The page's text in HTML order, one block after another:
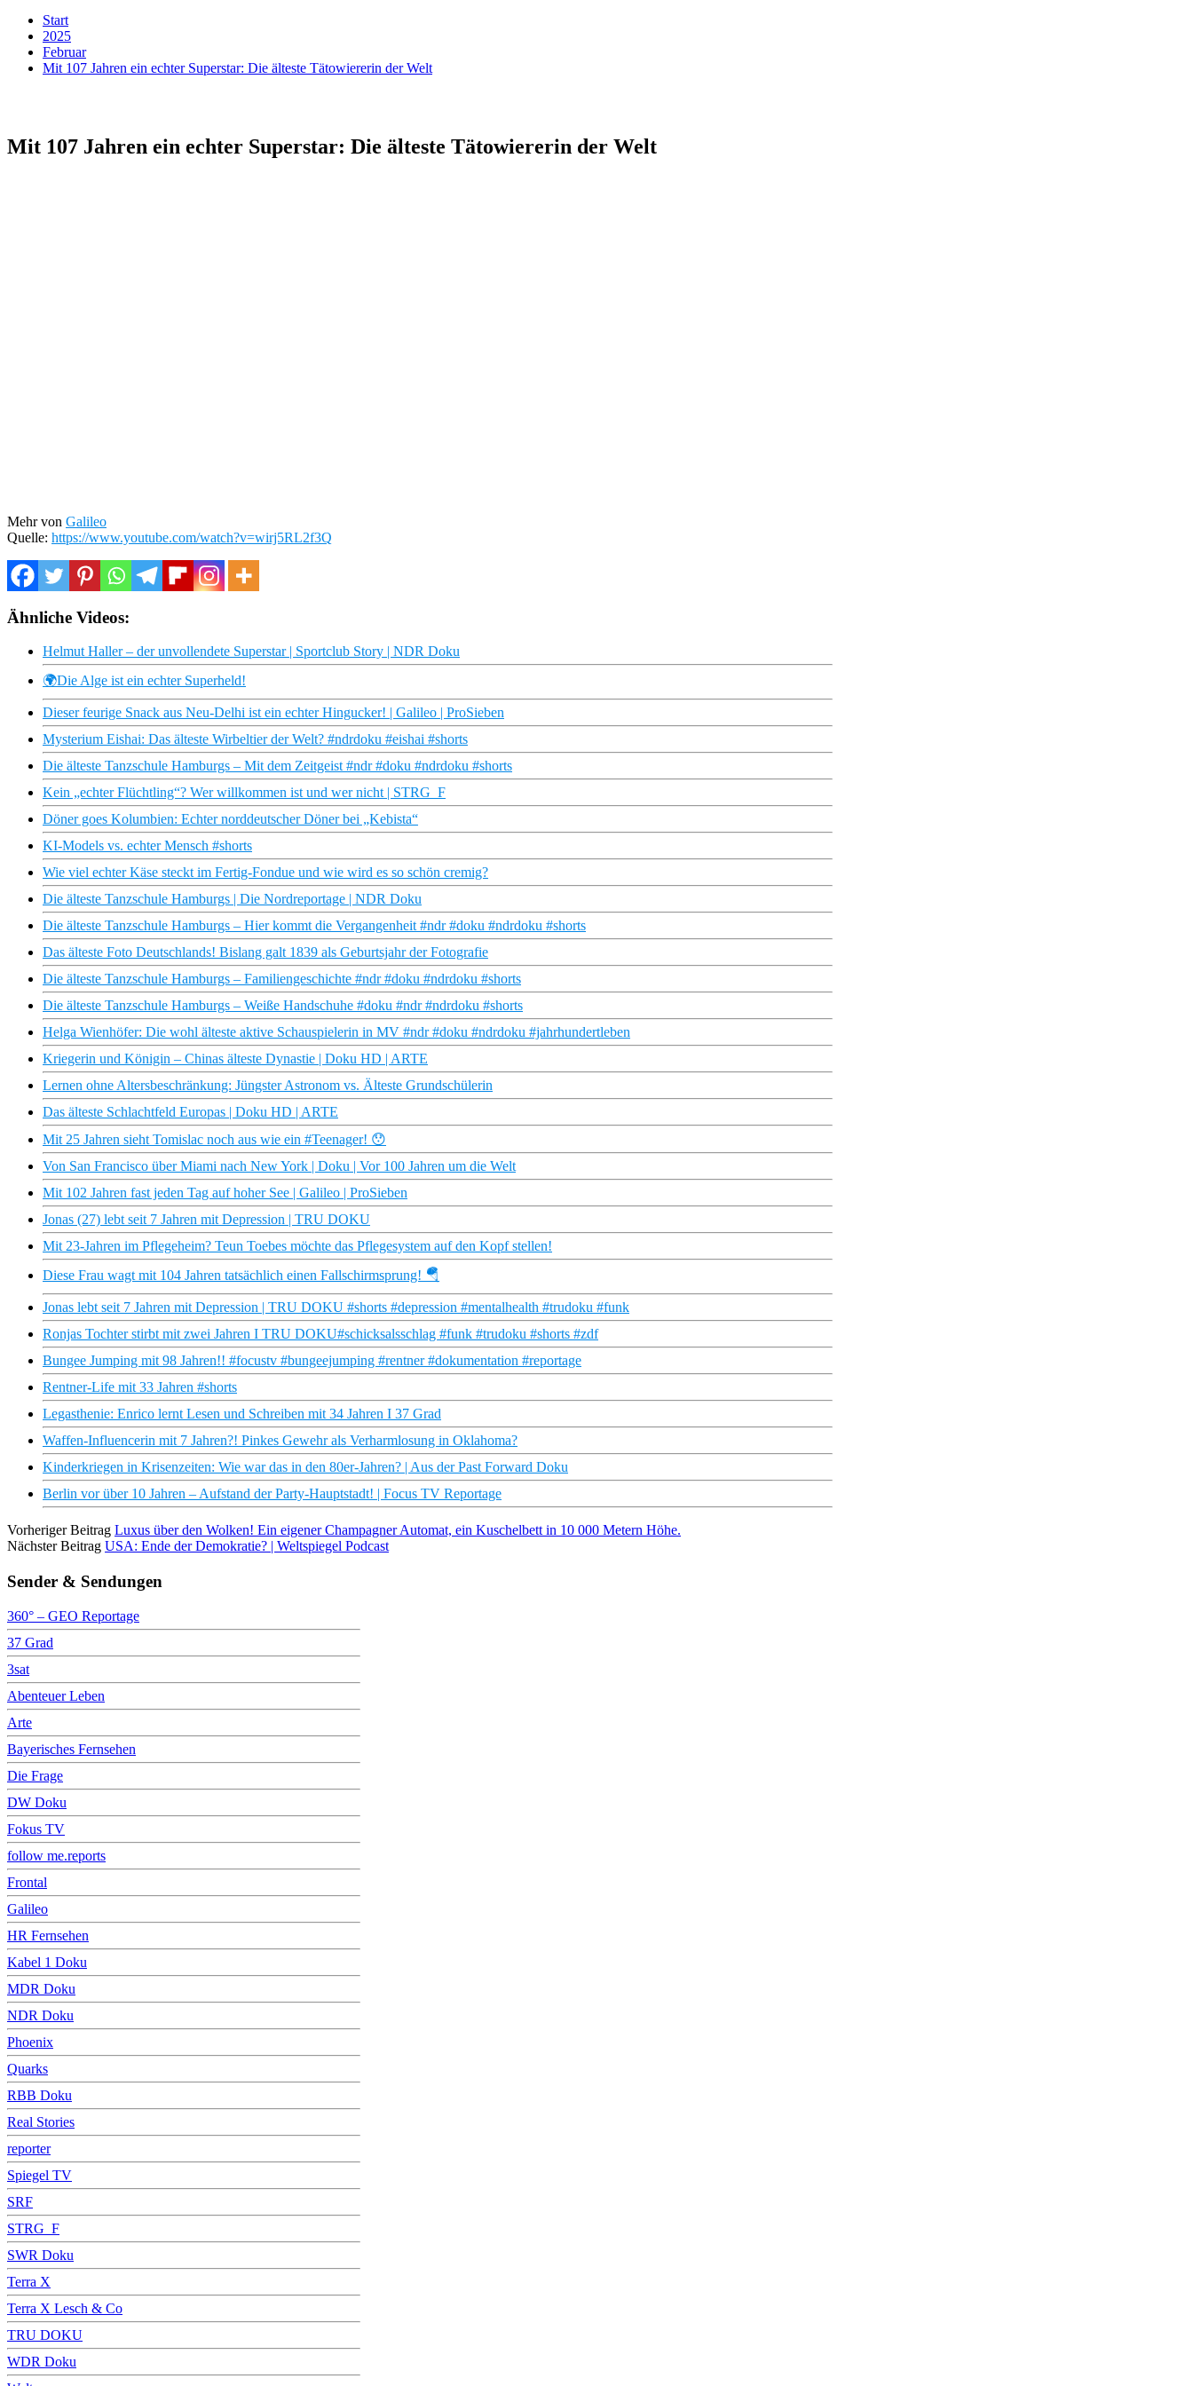
Start
2025
Februar
Mit 107 Jahren ein echter Superstar: Die älteste Tätowiererin der Welt
Mit 107 Jahren ein echter Superstar: Die älteste Tätowiererin der Welt
Mehr von Galileo
Quelle: https://www.youtube.com/watch?v=wirj5RL2f3Q
Ähnliche Videos:
Helmut Haller – der unvollendete Superstar | Sportclub Story | NDR Doku
🌍Die Alge ist ein echter Superheld!
Dieser feurige Snack aus Neu-Delhi ist ein echter Hingucker! | Galileo | ProSieben
Mysterium Eishai: Das älteste Wirbeltier der Welt? #ndrdoku #eishai #shorts
Die älteste Tanzschule Hamburgs – Mit dem Zeitgeist #ndr #doku #ndrdoku #shorts
Kein „echter Flüchtling“? Wer willkommen ist und wer nicht | STRG_F
Döner goes Kolumbien: Echter norddeutscher Döner bei „Kebista“
KI-Models vs. echter Mensch #shorts
Wie viel echter Käse steckt im Fertig-Fondue und wie wird es so schön cremig?
Die älteste Tanzschule Hamburgs | Die Nordreportage | NDR Doku
Die älteste Tanzschule Hamburgs – Hier kommt die Vergangenheit #ndr #doku #ndrdoku #shorts
Das älteste Foto Deutschlands! Bislang galt 1839 als Geburtsjahr der Fotografie
Die älteste Tanzschule Hamburgs – Familiengeschichte #ndr #doku #ndrdoku #shorts
Die älteste Tanzschule Hamburgs – Weiße Handschuhe #doku #ndr #ndrdoku #shorts
Helga Wienhöfer: Die wohl älteste aktive Schauspielerin in MV #ndr #doku #ndrdoku #jahrhundertleben
Kriegerin und Königin – Chinas älteste Dynastie | Doku HD | ARTE
Lernen ohne Altersbeschränkung: Jüngster Astronom vs. Älteste Grundschülerin
Das älteste Schlachtfeld Europas | Doku HD | ARTE
Mit 25 Jahren sieht Tomislac noch aus wie ein #Teenager! 😯
Von San Francisco über Miami nach New York | Doku | Vor 100 Jahren um die Welt
Mit 102 Jahren fast jeden Tag auf hoher See | Galileo | ProSieben
Jonas (27) lebt seit 7 Jahren mit Depression | TRU DOKU
Mit 23-Jahren im Pflegeheim? Teun Toebes möchte das Pflegesystem auf den Kopf stellen!
Diese Frau wagt mit 104 Jahren tatsächlich einen Fallschirmsprung! 🪂
Jonas lebt seit 7 Jahren mit Depression | TRU DOKU #shorts #depression #mentalhealth #trudoku #funk
Ronjas Tochter stirbt mit zwei Jahren I TRU DOKU#schicksalsschlag #funk #trudoku #shorts #zdf
Bungee Jumping mit 98 Jahren!! #focustv #bungeejumping #rentner #dokumentation #reportage
Rentner-Life mit 33 Jahren #shorts
Legasthenie: Enrico lernt Lesen und Schreiben mit 34 Jahren I 37 Grad
Waffen-Influencerin mit 7 Jahren?! Pinkes Gewehr als Verharmlosung in Oklahoma?
Kinderkriegen in Krisenzeiten: Wie war das in den 80er-Jahren? | Aus der Past Forward Doku
Berlin vor über 10 Jahren – Aufstand der Party-Hauptstadt! | Focus TV Reportage
Vorheriger Beitrag Luxus über den Wolken! Ein eigener Champagner Automat, ein Kuschelbett in 10 000 Metern Höhe.
Nächster Beitrag USA: Ende der Demokratie? | Weltspiegel Podcast
Sender & Sendungen
360° – GEO Reportage
37 Grad
3sat
Abenteuer Leben
Arte
Bayerisches Fernsehen
Die Frage
DW Doku
Fokus TV
follow me.reports
Frontal
Galileo
HR Fernsehen
Kabel 1 Doku
MDR Doku
NDR Doku
Phoenix
Quarks
RBB Doku
Real Stories
reporter
Spiegel TV
SRF
STRG_F
SWR Doku
Terra X
Terra X Lesch & Co
TRU DOKU
WDR Doku